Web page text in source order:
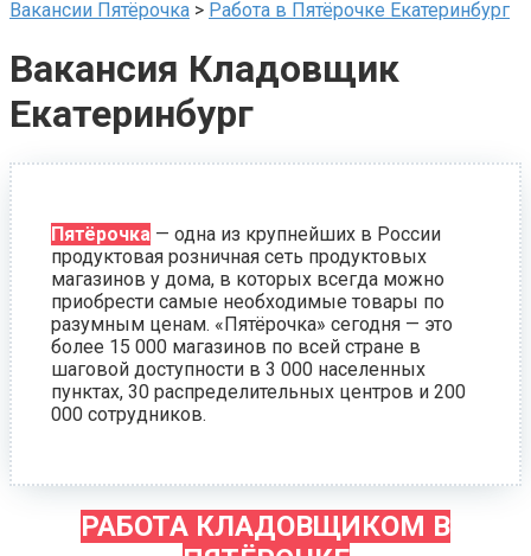
Вакансии Пятёрочка > Работа в Пятёрочке Екатеринбург
Вакансия Кладовщик
Екатеринбург
Пятёрочка — одна из крупнейших в России
продуктовая розничная сеть продуктовых
магазинов у дома, в которых всегда можно
приобрести самые необходимые товары по
разумным ценам. «Пятёрочка» сегодня — это
более 15 000 магазинов по всей стране в
шаговой доступности в 3 000 населенных
пунктах, 30 распределительных центров и 200
000 сотрудников.
РАБОТА КЛАДОВЩИКОМ В